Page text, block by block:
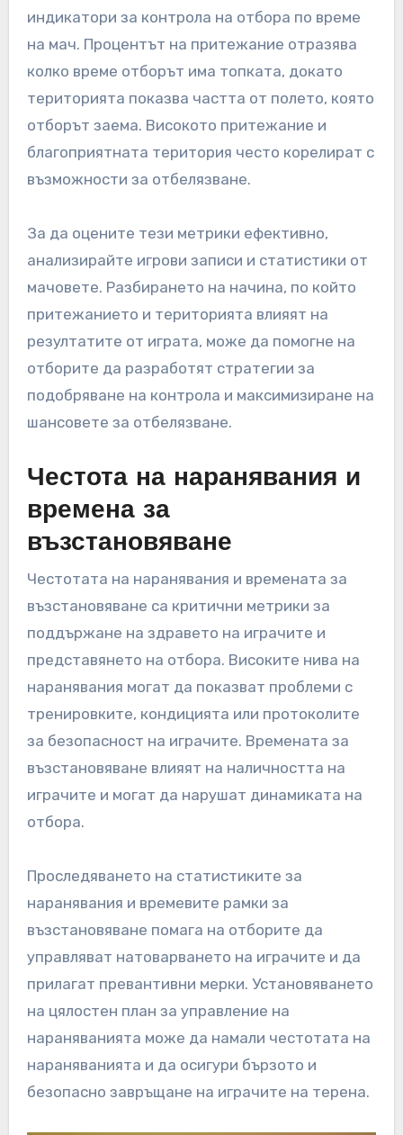
индикатори за контрола на отбора по време
на мач. Процентът на притежание отразява
колко време отборът има топката, докато
територията показва частта от полето, която
отборът заема. Високото притежание и
благоприятната територия често корелират с
възможности за отбелязване.
За да оцените тези метрики ефективно,
анализирайте игрови записи и статистики от
мачовете. Разбирането на начина, по който
притежанието и територията влияят на
резултатите от играта, може да помогне на
отборите да разработят стратегии за
подобряване на контрола и максимизиране на
шансовете за отбелязване.
Честота на наранявания и
времена за
възстановяване
Честотата на наранявания и времената за
възстановяване са критични метрики за
поддържане на здравето на играчите и
представянето на отбора. Високите нива на
наранявания могат да показват проблеми с
тренировките, кондицията или протоколите
за безопасност на играчите. Времената за
възстановяване влияят на наличността на
играчите и могат да нарушат динамиката на
отбора.
Проследяването на статистиките за
наранявания и времевите рамки за
възстановяване помага на отборите да
управляват натоварването на играчите и да
прилагат превантивни мерки. Установяването
на цялостен план за управление на
нараняванията може да намали честотата на
нараняванията и да осигури бързото и
безопасно завръщане на играчите на терена.